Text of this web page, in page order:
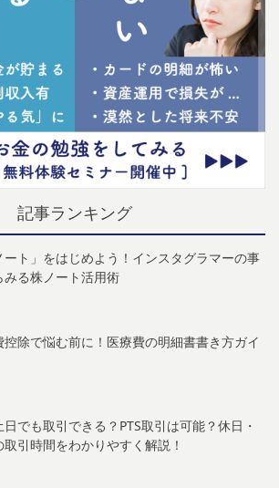
記事ランキング
ート」をはじめよう！インスタグラマーの事
みる株ノート活用術
控除で悩む前に！医療費の明細書書き方ガイ
日でも取引できる？PTS取引は可能？休日・
取引時間をわかりやすく解説！